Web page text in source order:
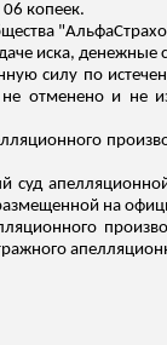
копеек.
иска, денежные
силу по
отменено и не
суд
на